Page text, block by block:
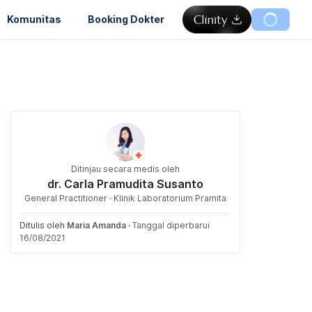
Komunitas Booking Dokter
Ditinjau secara medis oleh
dr. Carla Pramudita Susanto
General Practitioner · Klinik Laboratorium Pramita
Ditulis oleh Maria Amanda · Tanggal diperbarui
16/08/2021